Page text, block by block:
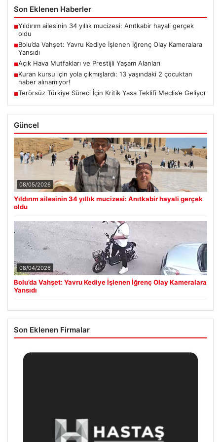
Son Eklenen Haberler
■Yıldırım ailesinin 34 yıllık mucizesi: Anıtkabir hayali gerçek
oldu
■Bolu’da Vahşet: Yavru Kediye İşlenen İğrenç Olay Kameralara
Yansıdı
■Açık Hava Mutfakları ve Prestijli Yaşam Alanları
■Kuran kursu için yola çıkmışlardı: 13 yaşındaki 2 çocuktan
haber alınamıyor!
■Terörsüz Türkiye Süreci İçin Kritik Yasa Teklifi Meclis’e Geliyor
Güncel
08/05/2026
Yıldırım ailesinin 34 yıllık mucizesi: Anıtkabir hayali gerçek
oldu
08/04/2026
Bolu’da Vahşet: Yavru Kediye İşlenen İğrenç Olay Kameralara
Yansıdı
Son Eklenen Firmalar